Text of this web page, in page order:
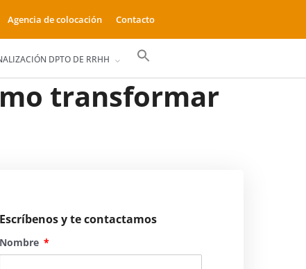
Agencia de colocación Contacto
DPTO DE RRHH
Botón de búsqueda
transformar
Escríbenos y te contactamos
Nombre